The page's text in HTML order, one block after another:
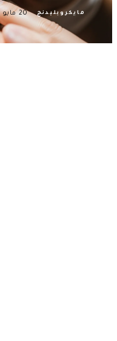
مايكروبليدنج ·20 مايو 2026